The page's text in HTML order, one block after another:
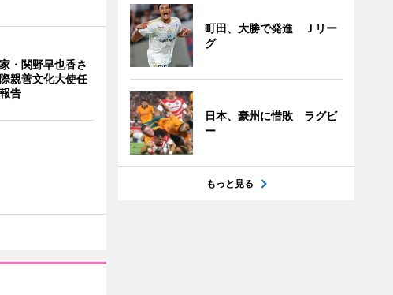
・関野早也香さ
親善文化大使任
告
町田、大勝で発進 Ｊリー
グ
日本、豪州に惜敗 ラグビ
ー
もっと見る